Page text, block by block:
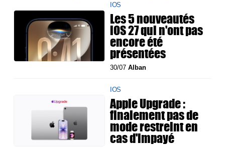
IOS
Les 5 nouveautés
iOS 27 qui n'ont pas
encore été
présentées
30/07Alban
IOS
Apple Upgrade :
finalement pas de
mode restreint en
cas d'impayé